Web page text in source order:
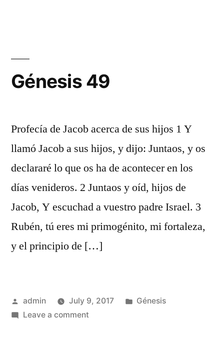
Génesis 49
Profecía de Jacob acerca de sus hijos 1 Y
llamó Jacob a sus hijos, y dijo: Juntaos, y os
declararé lo que os ha de acontecer en los
días venideros. 2 Juntaos y oíd, hijos de
Jacob, Y escuchad a vuestro padre Israel. 3
Rubén, tú eres mi primogénito, mi fortaleza,
y el principio de […]
Posted
by
admin July 9, 2017
Posted
Génesis
Leave a commenton